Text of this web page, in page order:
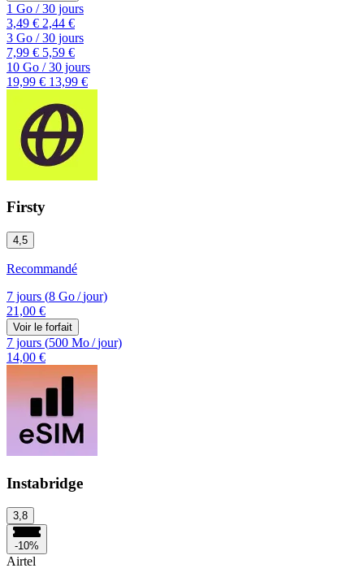
1 Go /30 jours
3,49 € 2,44 €
3 Go /30 jours
7,99 € 5,59 €
10 Go /30 jours
19,99 € 13,99 €
Firsty
4,5
Recommandé
7 jours (8 Go/jour)
21,00 €
Voir le forfait
7 jours (500 Mo/jour)
14,00 €
Instabridge
3,8
-10%
Airtel